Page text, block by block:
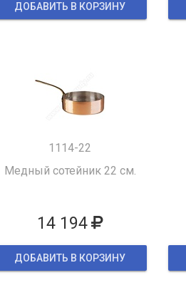
ДОБАВИТЬ В КОРЗИНУ
1114-22
Медный сотейник 22 см.
14 194
ДОБАВИТЬ В КОРЗИНУ